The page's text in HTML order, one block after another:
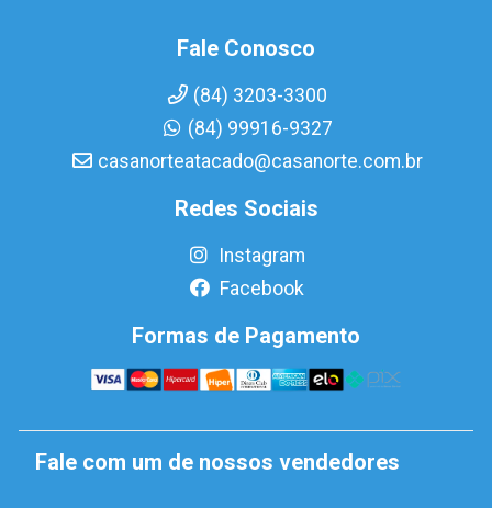
Fale Conosco
(84) 3203-3300
(84) 99916-9327
casanorteatacado@casanorte.com.br
Redes Sociais
Instagram
Facebook
Formas de Pagamento
Fale com um de nossos vendedores